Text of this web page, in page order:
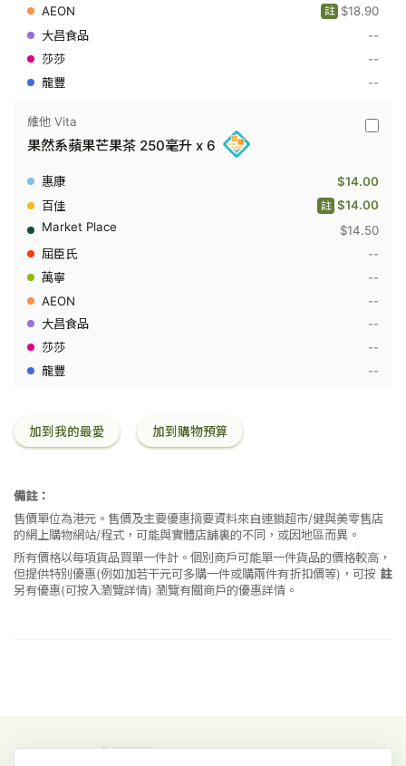
6
$18.90
註
--
--
--
維
-
果
然
蘋
果
250
維他 Vita
果然系蘋果芒果茶 250毫升 x 6
$14.00
$14.00
註
$14.50
--
--
--
--
--
--
加到我的最愛 加到購物預算
備註：
售價單位為港元。售價及主要優惠摘要資料來自連鎖超市/健與美零售店
的網上購物網站/程式，可能與實體店舖裏的不同，或因地區而異。
所有價格以每項貨品買單一件計。個別商戶可能單一件貨品的價格較高，
但提供特別優惠(例如加若干元可多購一件或購兩件有折扣價等)，可按 註
另有優惠(可按入瀏覽詳情)瀏覽有關商戶的優惠詳情。